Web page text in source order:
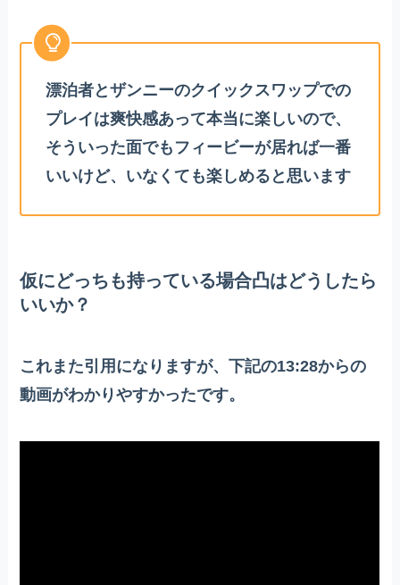
漂泊者とザンニーのクイックスワップでの
プレイは爽快感あって本当に楽しいので、
そういった面でもフィービーが居れば一番
いいけど、いなくても楽しめると思います
仮にどっちも持っている場合凸はどうしたら
いいか？
これまた引用になりますが、下記の13:28からの
動画がわかりやすかったです。